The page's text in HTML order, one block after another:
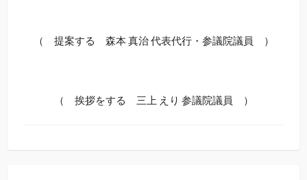
（ 提案する 森本 真治 代表代行・参議院議員 ）
（ 挨拶をする 三上 えり 参議院議員 ）